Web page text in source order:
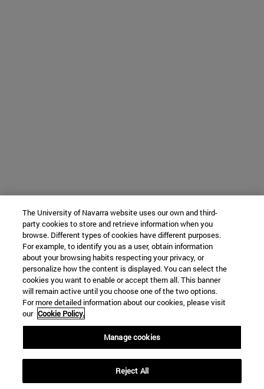
The University of Navarra website uses our own and third-
party cookies to store and retrieve information when you
browse. Different types of cookies have different purposes.
For example, to identify you as a user, obtain information
about your browsing habits respecting your privacy, or
personalize how the content is displayed. You can select the
cookies you want to enable or accept them all. This banner
will remain active until you choose one of the two options.
For more detailed information about our cookies, please visit
our Cookie Policy.
Manage cookies
Reject All